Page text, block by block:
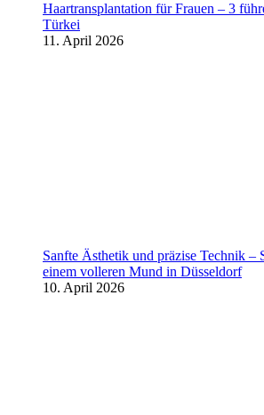
Haartransplantation für Frauen – 3
Türkei
11. April 2026
Sanfte Ästhetik und präzise Technik –
einem volleren Mund in Düsseldorf
10. April 2026